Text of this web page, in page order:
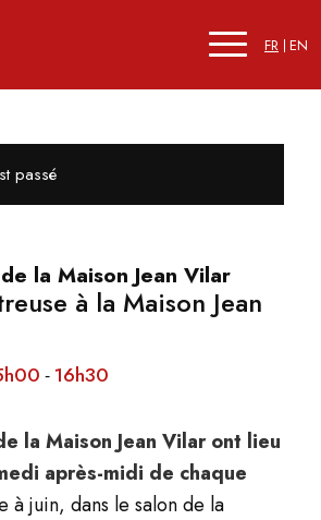
FR EN
passé
la Maison Jean Vilar
à la Maison Jean
- 16h30
la Maison Jean Vilar ont lieu
après-midi de chaque
à juin, dans le salon de la